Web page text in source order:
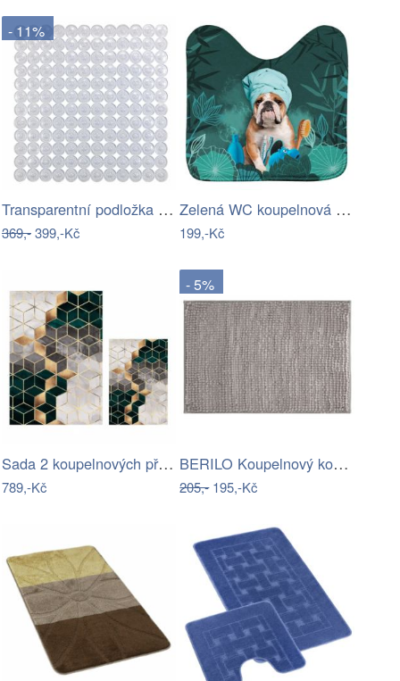
- 11%
Transparentní podložka do koupelny…
369,-399,-Kč
Zelená WC koupelnová předložka 45x45 cm…
199,-Kč
Sada 2 koupelnových předložek Mila Home…
789,-Kč
- 5%
BERILO Koupelnový kobereček LOOP 40x60…
205,-195,-Kč